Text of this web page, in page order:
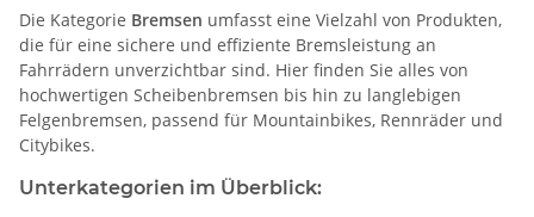
Die Kategorie Bremsen umfasst eine Vielzahl von Produkten,
die für eine sichere und effiziente Bremsleistung an
Fahrrädern unverzichtbar sind. Hier finden Sie alles von
hochwertigen Scheibenbremsen bis hin zu langlebigen
Felgenbremsen, passend für Mountainbikes, Rennräder und
Citybikes.
Unterkategorien im Überblick: